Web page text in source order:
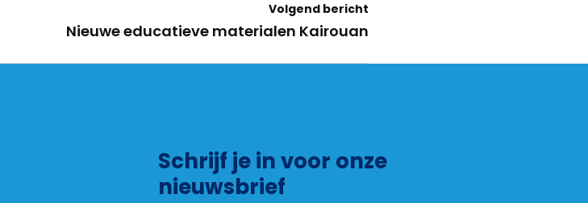
Volgend bericht
Nieuwe educatieve materialen Kairouan
Schrijf je in voor onze
nieuwsbrief